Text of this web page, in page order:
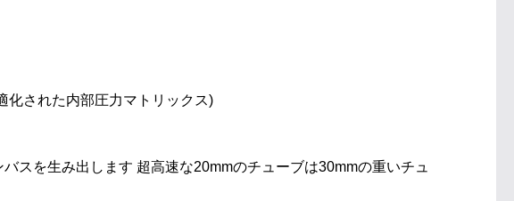
化された内部圧力マトリックス)
スを生み出します 超高速な20mmのチューブは30mmの重いチュ